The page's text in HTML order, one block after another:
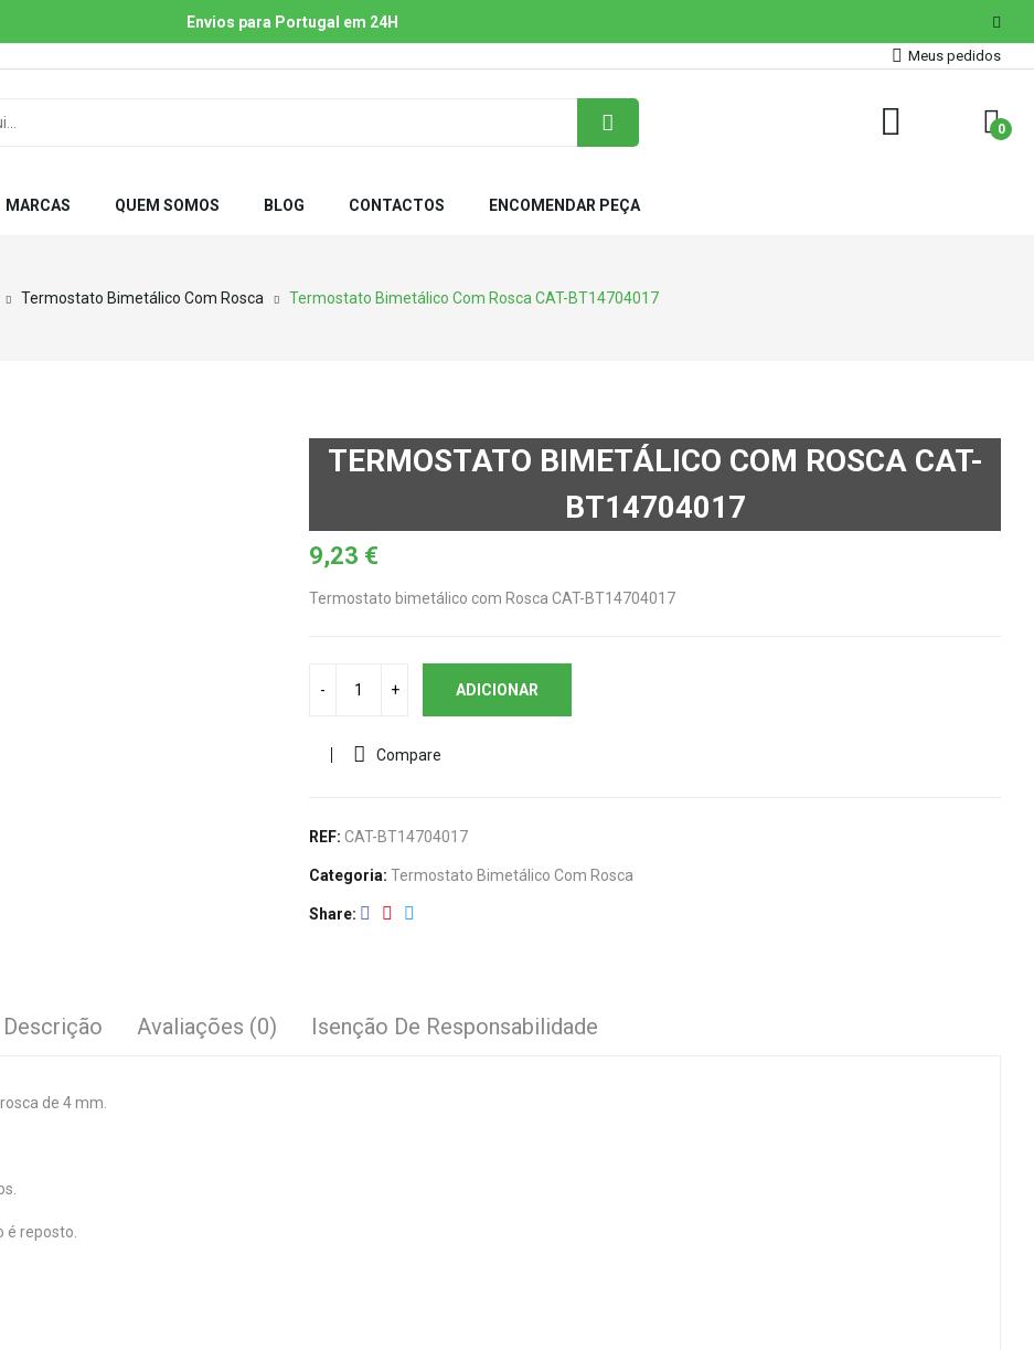
Envios para Portugal em 24H
Meus pedidos
0
MARCAS QUEM SOMOS BLOG CONTACTOS ENCOMENDAR PEÇA
Termostato Bimetálico Com Rosca Termostato Bimetálico Com Rosca CAT-BT14704017
TERMOSTATO BIMETÁLICO COM ROSCA CAT-
BT14704017
9,23 €
Termostato bimetálico com Rosca CAT-BT14704017
ADICIONAR
Compare
REF: CAT-BT14704017
Categoria: Termostato Bimetálico Com Rosca
Share
Descrição Avaliações (0) Isenção De Responsabilidade
de 4 mm.
é reposto.